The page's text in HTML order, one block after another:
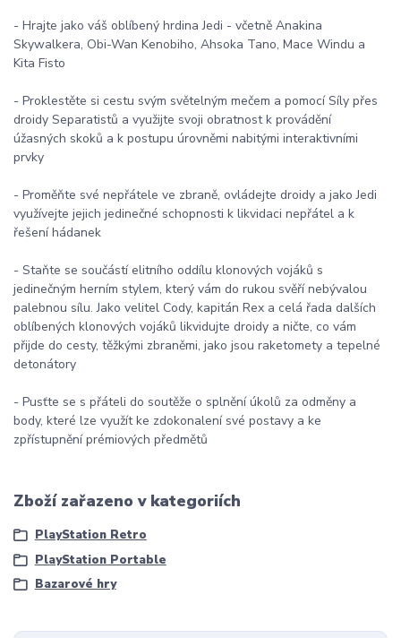
- Hrajte jako váš oblíbený hrdina Jedi - včetně Anakina
Skywalkera, Obi-Wan Kenobiho, Ahsoka Tano, Mace Windu a
Kita Fisto
- Proklestěte si cestu svým světelným mečem a pomocí Síly přes
droidy Separatistů a využijte svoji obratnost k provádění
úžasných skoků a k postupu úrovněmi nabitými interaktivními
prvky
- Proměňte své nepřátele ve zbraně, ovládejte droidy a jako Jedi
využívejte jejich jedinečné schopnosti k likvidaci nepřátel a k
řešení hádanek
- Staňte se součástí elitního oddílu klonových vojáků s
jedinečným herním stylem, který vám do rukou svěří nebývalou
palebnou sílu. Jako velitel Cody, kapitán Rex a celá řada dalších
oblíbených klonových vojáků likvidujte droidy a ničte, co vám
přijde do cesty, těžkými zbraněmi, jako jsou raketomety a tepelné
detonátory
- Pusťte se s přáteli do soutěže o splnění úkolů za odměny a
body, které lze využít ke zdokonalení své postavy a ke
zpřístupnění prémiových předmětů
Zboží zařazeno v kategoriích
PlayStation Retro
PlayStation Portable
Bazarové hry